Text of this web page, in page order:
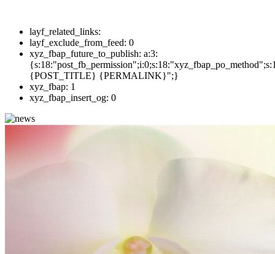
layf_related_links:
layf_exclude_from_feed: 0
xyz_fbap_future_to_publish: a:3:
{POST_TITLE} {PERMALINK}";}
xyz_fbap: 1
xyz_fbap_insert_og: 0